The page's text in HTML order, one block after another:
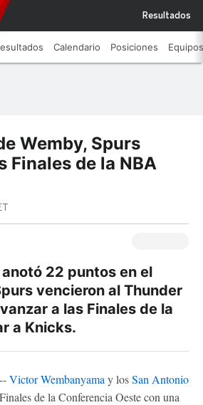
Resultados
Calendario Posiciones Equipos
Wemby, Spurs
Finales de la NBA
22 puntos en el
vencieron al Thunder
a las Finales de la
a Knicks.
Victor Wembanyama y losSan Antonio
de la Conferencia Oeste con una